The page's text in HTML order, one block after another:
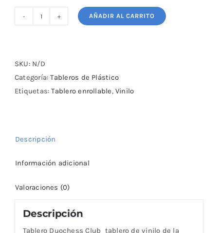
cantidad
AÑADIR AL CARRITO
SKU: N/D
Categoría:Tableros de Plástico
Etiquetas:Tablero enrollable, Vinilo
Descripción
Información adicional
Valoraciones (0)
Descripción
Tablero Duochess Club tablero de vinilo de la